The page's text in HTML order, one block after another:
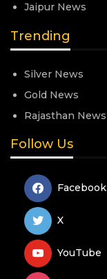
Jaipur News
Trending
Silver News
Gold News
Rajasthan News
Follow Us
Facebook
X
YouTube